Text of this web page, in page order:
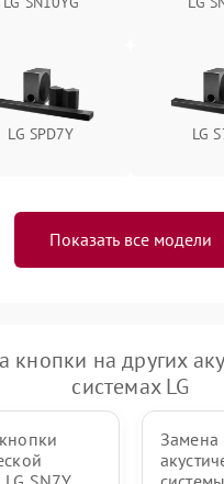
LG SPD7Y LG
Показать все модели
кнопки на других
системах LG
Замена